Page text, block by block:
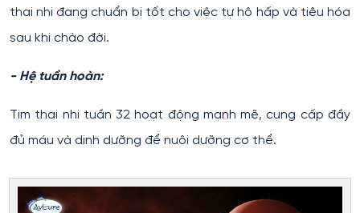
thai nhi đang chuẩn bị tốt cho việc tự hô hấp và tiêu hóa
sau khi chào đời.
- Hệ tuần hoàn:
Tim thai nhi tuần 32 hoạt động mạnh mẽ, cung cấp đầy
đủ máu và dinh dưỡng để nuôi dưỡng cơ thể.